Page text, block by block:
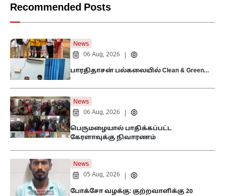
Recommended Posts
News
06 Aug, 2026
பாரதிதாசன் பல்கலையில் Clean & Green…
News
06 Aug, 2026
பெருமழையால் பாதிக்கப்பட்ட
கேரளாவுக்கு நிவாரணம்
News
05 Aug, 2026
போக்சோ வழக்கு: குற்றவாளிக்கு 20